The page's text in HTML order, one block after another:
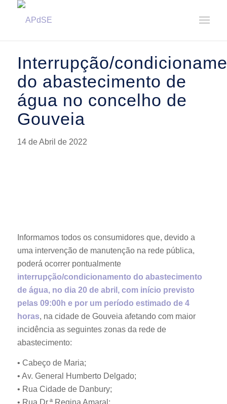
Interrupção/condicionamento do abastecimento de água no concelho de Go...
Interrupção/
do abastecimento de
água no concelho de
Gouveia
14 de Abril de 2022
Informamos todos os consumidores que, devido a
uma intervenção de manutenção na rede pública,
poderá ocorrer pontualmente
interrupção/condicionamento do abastecimento
de água, no dia 20 de abril, com início previsto
pelas 09:00h e por um período estimado de 4
horas, na cidade de Gouveia afetando com maior
incidência as seguintes zonas da rede de
abastecimento:
• Cabeço de Maria;
• Av. General Humberto Delgado;
• Rua Cidade de Danbury;
• Rua Dr.ª Regina Amaral;